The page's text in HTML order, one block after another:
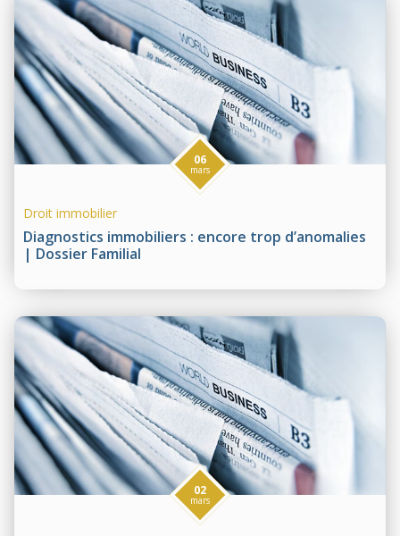
Diagnostics immobiliers : encore trop d’anomalies
| Dossier Familial
06
mars
Droit immobilier
02
mars